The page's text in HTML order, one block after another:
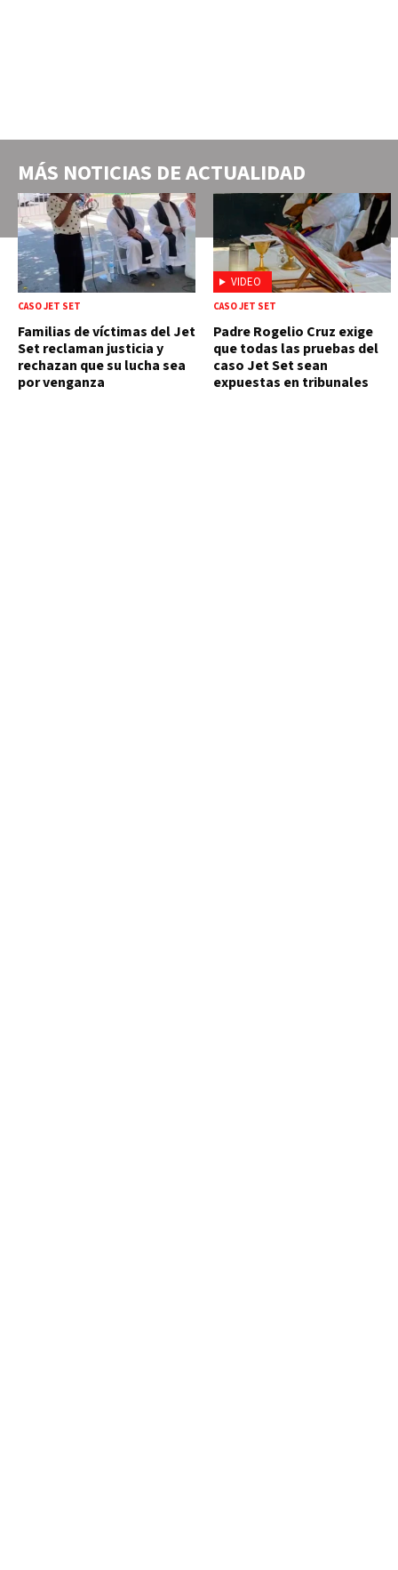
MÁS NOTICIAS DEACTUALIDAD
CASO JET SET
Familias de víctimas del Jet
Set reclaman justicia y
rechazan que su lucha sea
por venganza
VIDEO
CASO JET SET
Padre Rogelio Cruz exige
que todas las pruebas del
caso Jet Set sean
expuestas en tribunales